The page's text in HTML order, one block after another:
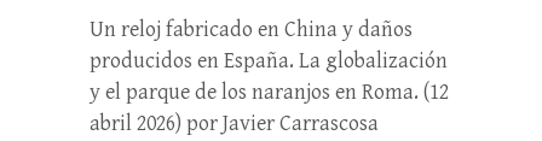
Un reloj fabricado en China y daños
producidos en España. La globalización
y el parque de los naranjos en Roma. (12
abril 2026) por Javier Carrascosa